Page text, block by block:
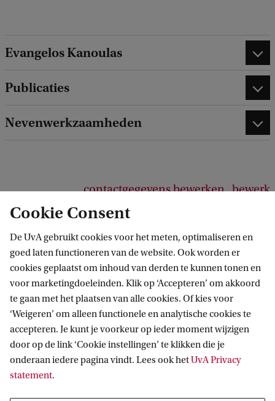
Evangelos Kanoulas
Publicaties
Nevenwerkzaamheden
contactgegevens bewerken bewerk
Verantwoorde Digitale Transformaties
Meer strategische thema's van de UvA
Cookie Consent
De UvA gebruikt cookies voor het meten, optimaliseren en
goed laten functioneren van de website. Ook worden er
cookies geplaatst om inhoud van derden te kunnen tonen en
voor marketingdoeleinden. Klik op ‘Accepteren’ om akkoord
te gaan met het plaatsen van alle cookies. Of kies voor
‘Weigeren’ om alleen functionele en analytische cookies te
accepteren. Je kunt je voorkeur op ieder moment wijzigen
door op de link ‘Cookie instellingen’ te klikken die je
onderaan iedere pagina vindt. Lees ook hetUvA Privacy
statement.